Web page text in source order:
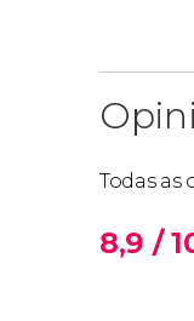
Todas as
8,9 /